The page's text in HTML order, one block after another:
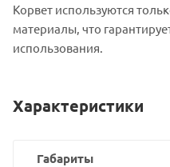
Корвет используются
материалы, что
использования.
Характеристики
Габариты